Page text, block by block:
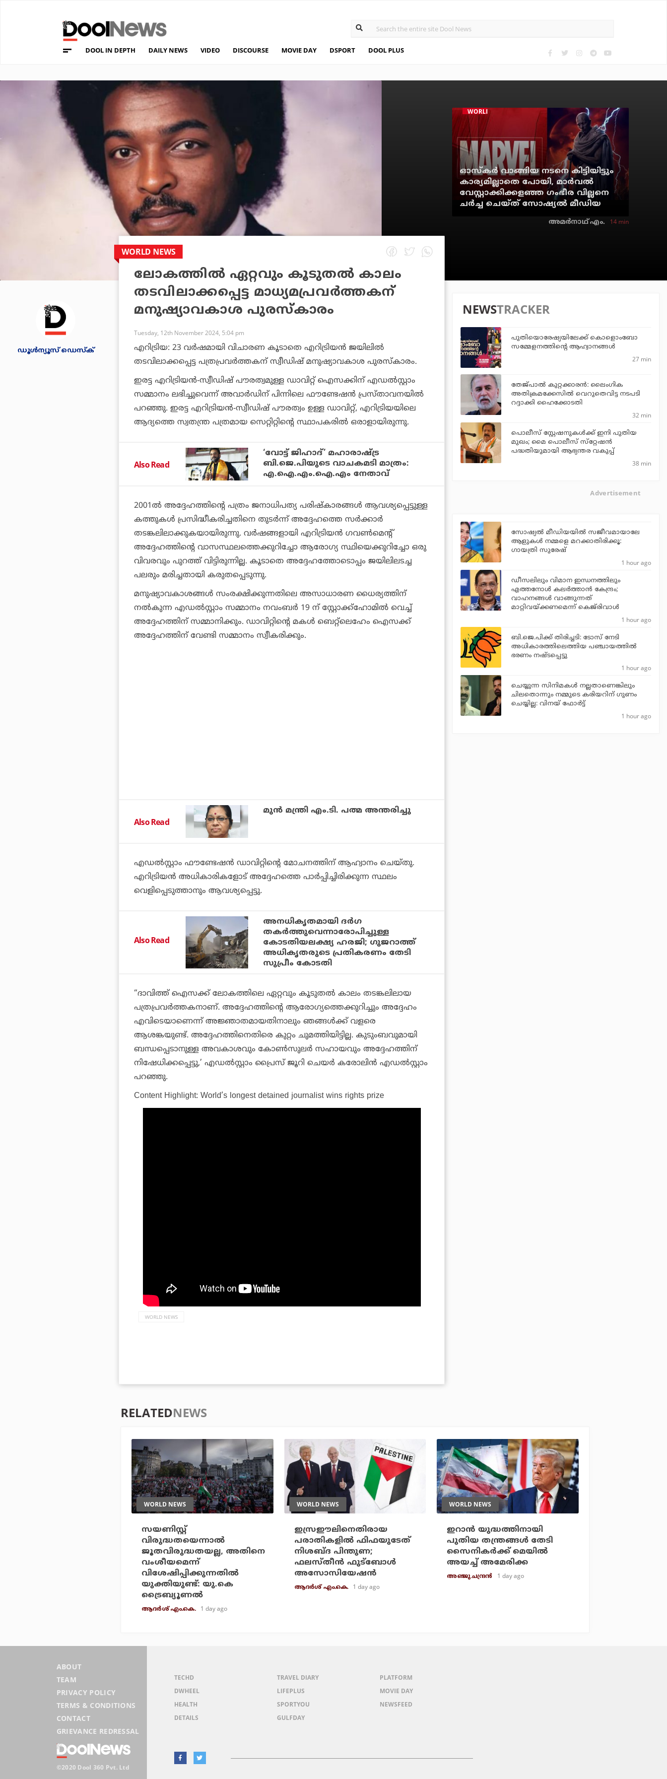
DOOL IN DEPTH DAILY NEWS VIDEO DISCOURSE MOVIE DAY DSPORT DOOL PLUS
WORLD CINEMA
ഓസ്‌കര്‍ വാങ്ങിയ നടനെ കിട്ടിയിട്ടും
കാര്യമില്ലാതെ പോയി, മാര്‍വല്‍
വേസ്റ്റാക്കിക്കളഞ്ഞ ഗംഭീര വില്ലനെ
ചര്‍ച്ച ചെയ്ത് സോഷ്യല്‍ മീഡിയ
അമര്‍നാഥ് എം. 14 min
ഡൂള്‍ന്യൂസ് ഡെസ്‌ക്
WORLD NEWS
ലോകത്തിൽ ഏറ്റവും കൂടുതൽ കാലം
തടവിലാക്കപ്പെട്ട മാധ്യമപ്രവർത്തകന്
മനുഷ്യാവകാശ പുരസ്‌കാരം
Tuesday, 12th November 2024, 5:04 pm
എറിട്രിയ: 23 വർഷമായി വിചാരണ കൂടാതെ എറിട്രിയൻ ജയിലിൽ
തടവിലാക്കപ്പെട്ട പത്രപ്രവർത്തകന് സ്വീഡിഷ് മനുഷ്യാവകാശ പുരസ്‌കാരം.
ഇരട്ട എറിട്രിയൻ-സ്വീഡിഷ് പൗരത്വമുള്ള ഡാവിറ്റ് ഐസക്കിന് എഡൽസ്റ്റാം
സമ്മാനം ലഭിച്ചുവെന്ന് അവാർഡിന് പിന്നിലെ ഫൗണ്ടേഷൻ പ്രസ്താവനയിൽ
പറഞ്ഞു. ഇരട്ട എറിട്രിയൻ-സ്വീഡിഷ് പൗരത്വം ഉള്ള ഡാവിറ്റ്, എറിട്രിയയിലെ
ആദ്യത്തെ സ്വതന്ത്ര പത്രമായ സെറ്റിറ്റിൻ്റെ സ്ഥാപകരിൽ ഒരാളായിരുന്നു.
Also Read
‘വോട്ട് ജിഹാദ്’ മഹാരാഷ്ട്ര
ബി.ജെ.പിയുടെ വാചകമടി മാത്രം:
എ.ഐ.എം.ഐ.എം നേതാവ്
2001ൽ അദ്ദേഹത്തിൻ്റെ പത്രം ജനാധിപത്യ പരിഷ്‌കാരങ്ങൾ ആവശ്യപ്പെട്ടുള്ള
കത്തുകൾ പ്രസിദ്ധീകരിച്ചതിനെ തുടർന്ന് അദ്ദേഹത്തെ സർക്കാർ
തടങ്കലിലാക്കുകയായിരുന്നു. വർഷങ്ങളായി എറിട്രിയൻ ഗവൺമെൻ്റ്
അദ്ദേഹത്തിൻ്റെ വാസസ്ഥലത്തെക്കുറിച്ചോ ആരോഗ്യ സ്ഥിയെക്കുറിച്ചോ ഒരു
വിവരവും പുറത്ത് വിട്ടിരുന്നില്ല. കൂടാതെ അദ്ദേഹത്തോടൊപ്പം ജയിലിലടച്ച
പലരും മരിച്ചതായി കരുതപ്പെടുന്നു.
മനുഷ്യാവകാശങ്ങൾ സംരക്ഷിക്കുന്നതിലെ അസാധാരണ ധൈര്യത്തിന്
നൽകുന്ന എഡൽസ്റ്റാം സമ്മാനം നവംബർ 19 ന് സ്റ്റോക്ക്ഹോമിൽ വെച്ച്
അദ്ദേഹത്തിന് സമ്മാനിക്കും. ഡാവിറ്റിൻ്റെ മകൾ ബെറ്റ്‌ലെഹേം ഐസക്ക്
അദ്ദേഹത്തിന് വേണ്ടി സമ്മാനം സ്വീകരിക്കും.
Also Read
മുന്‍ മന്ത്രി എം.ടി. പത്മ അന്തരിച്ചു
എഡൽസ്റ്റാം ഫൗണ്ടേഷൻ ഡാവിറ്റിൻ്റെ മോചനത്തിന് ആഹ്വാനം ചെയ്തു.
എറിട്രിയൻ അധികാരികളോട് അദ്ദേഹത്തെ പാർപ്പിച്ചിരിക്കുന്ന സ്ഥലം
വെളിപ്പെടുത്താനും ആവശ്യപ്പെട്ടു.
Also Read
അനധികൃതമായി ദർഗ
തകർത്തുവെന്നാരോപിച്ചുള്ള
കോടതിയലക്ഷ്യ ഹരജി; ഗുജറാത്ത്
അധികൃതരുടെ പ്രതികരണം തേടി
സുപ്രീം കോടതി
“ദാവിത്ത് ഐസക്ക് ലോകത്തിലെ ഏറ്റവും കൂടുതൽ കാലം തടങ്കലിലായ
പത്രപ്രവർത്തകനാണ്. അദ്ദേഹത്തിൻ്റെ ആരോഗ്യത്തെക്കുറിച്ചും അദ്ദേഹം
എവിടെയാണെന്ന് അജ്ഞാതമായതിനാലും ഞങ്ങൾക്ക് വളരെ
ആശങ്കയുണ്ട്. അദ്ദേഹത്തിനെതിരെ കുറ്റം ചുമത്തിയിട്ടില്ല. കുടുംബവുമായി
ബന്ധപ്പെടാനുള്ള അവകാശവും കോൺസുലർ സഹായവും അദ്ദേഹത്തിന്
നിഷേധിക്കപ്പെട്ടു,’ എഡൽസ്റ്റാം പ്രൈസ് ജൂറി ചെയർ കരോലിൻ എഡൽസ്റ്റാം
പറഞ്ഞു.
Content Highlight: World’s longest detained journalist wins rights prize
WORLD NEWS
NEWSTRACKER
പുതിയൊരേഷ്യയിലേക്ക് കൊളൊംബോ
സമ്മേളനത്തിന്റെ ആഹ്വാനങ്ങള്‍
27 min
തേജ്പാല്‍ കുറ്റക്കാരന്‍: ലൈംഗിക
അതിക്രമക്കേസില്‍ വെറുതെവിട്ട നടപടി
റദ്ദാക്കി ഹൈക്കോടതി
32 min
പൊലീസ് സ്റ്റേഷനുകള്‍ക്ക് ഇനി പുതിയ
മുഖം; മൈ പൊലീസ് സ്‌റ്റേഷന്‍
പദ്ധതിയുമായി ആഭ്യന്തര വകുപ്പ്
38 min
Advertisement
സോഷ്യൽ മീഡിയയിൽ സജീവമായാലേ
ആളുകൾ നമ്മളെ മറക്കാതിരിക്കൂ:
ഗായത്രി സുരേഷ്
1 hour ago
ഡീസലിലും വിമാന ഇന്ധനത്തിലും
എത്തനോള്‍ കലര്‍ത്താന്‍ കേന്ദ്രം;
വാഹനങ്ങള്‍ വാങ്ങുന്നത്
മാറ്റിവയ്ക്കണമെന്ന് കെജ്‌രിവാള്‍
1 hour ago
ബി.ജെ.പിക്ക് തിരിച്ചടി: ടോസ് നേടി
അധികാരത്തിലെത്തിയ പഞ്ചായത്തില്‍
ഭരണം നഷ്ടപ്പെട്ടു
1 hour ago
ചെയ്യുന്ന സിനിമകൾ നല്ലതാണെങ്കിലും
ചിലതൊന്നും നമ്മുടെ കരിയറിന് ഗുണം
ചെയ്യില്ല: വിനയ് ഫോർട്ട്
1 hour ago
RELATEDNEWS
WORLD NEWS
സയണിസ്റ്റ്
വിരുദ്ധതയെന്നാല്‍
ജൂതവിരുദ്ധതയല്ല, അതിനെ
വംശീയമെന്ന്
വിശേഷിപ്പിക്കുന്നതില്‍
യുക്തിയുണ്ട്: യു.കെ
ട്രൈബ്യൂണല്‍
ആദർശ് എം.കെ. 1 day ago
WORLD NEWS
ഇസ്രഈലിനെതിരായ
പരാതികളില്‍ ഫിഫയുടേത്
നിശബ്ദ പിന്തുണ;
ഫലസ്തീന്‍ ഫുട്‌ബോള്‍
അസോസിയേഷന്‍
ആദർശ് എം.കെ. 1 day ago
WORLD NEWS
ഇറാന്‍ യുദ്ധത്തിനായി
പുതിയ തന്ത്രങ്ങള്‍ തേടി
സൈനികര്‍ക്ക് മെയില്‍
അയച്ച് അമേരിക്ക
അഞ്ജു ചന്ദ്രന്‍ 1 day ago
ABOUT
TEAM
PRIVACY POLICY
TERMS & CONDITIONS
CONTACT
GRIEVANCE REDRESSAL
©2020 Dool 360 Pvt. Ltd
TECHD
DWHEEL
HEALTH
DETAILS
TRAVEL DIARY
LIFEPLUS
SPORTYOU
GULFDAY
PLATFORM
MOVIE DAY
NEWSFEED